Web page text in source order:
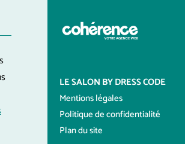
LE SALON BY DRESS CODE
Mentions légales
Politique de confidentialité
Plan du site